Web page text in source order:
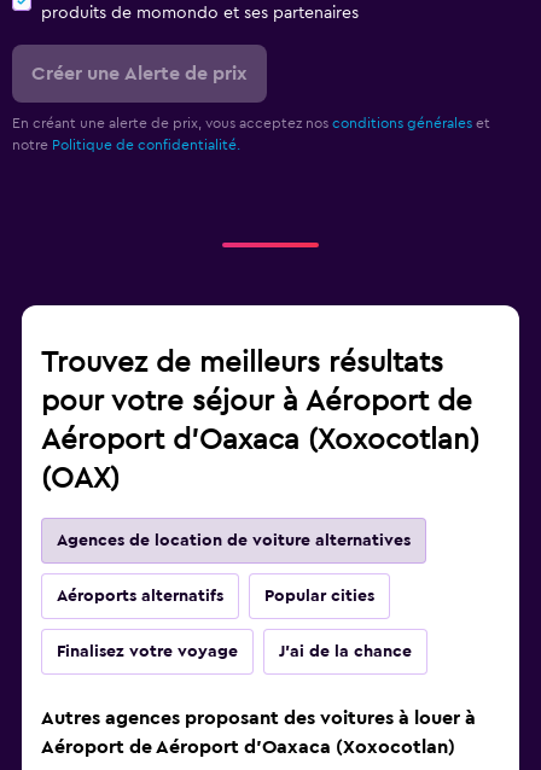
produits de momondo et ses partenaires
Créer une Alerte de prix
En créant une alerte de prix, vous acceptez nos conditions générales et
notre Politique de confidentialité.
Trouvez de meilleurs résultats
pour votre séjour à Aéroport de
Aéroport d'Oaxaca (Xoxocotlan)
(OAX)
Agences de location de voiture alternatives
Aéroports alternatifs Popular cities
Finalisez votre voyage J'ai de la chance
Autres agences proposant des voitures à louer à
Aéroport de Aéroport d'Oaxaca (Xoxocotlan)